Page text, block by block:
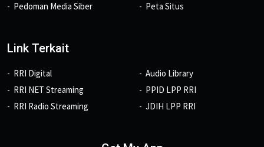
Pedoman Media Siber
Peta Situs
Link Terkait
RRI Digital
RRI NET Streaming
RRI Radio Streaming
Audio Library
PPID LPP RRI
JDIH LPP RRI